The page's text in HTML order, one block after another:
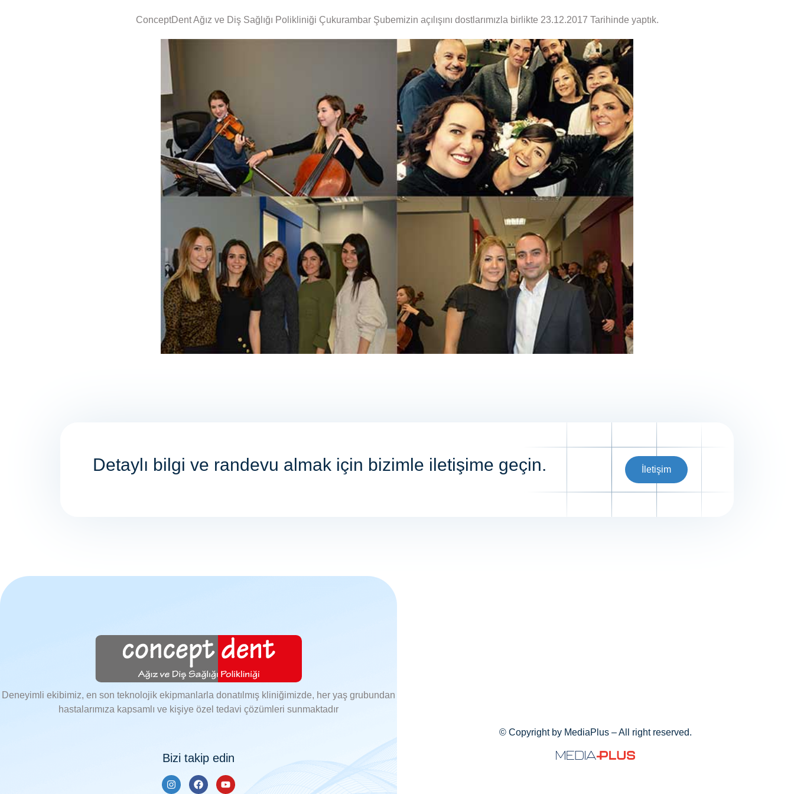
ConceptDent Ağız ve Diş Sağlığı Polikliniği Çukurambar Şubemizin açılışını dostlarımızla birlikte 23.12.2017 Tarihinde yaptık.
Detaylı bilgi ve randevu almak için bizimle iletişime geçin. İletişim
Deneyimli ekibimiz, en son teknolojik ekipmanlarla donatılmış kliniğimizde, her yaş grubundan
hastalarımıza kapsamlı ve kişiye özel tedavi çözümleri sunmaktadır
Bizi takip edin
© Copyright by MediaPlus – All right reserved.